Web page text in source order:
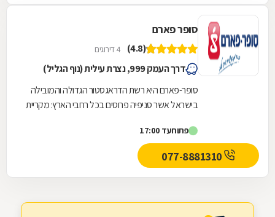
סופר פארם
(4.8) 4 דירוגים
דרך העמק 999, נצרת עילית (נוף הגליל)
סופר-פארם היא רשת הדראגסטור הגדולה והמובילה
בישראל אשר סניפיה פרוסים בכל רחבי הארץ: מקריית
פתוחעד 17:00